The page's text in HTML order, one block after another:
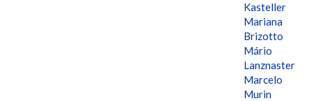
Kasteller
Mariana
Brizotto
Mário
Lanznaster
Marcelo
Murin